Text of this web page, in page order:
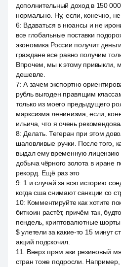
дополнительный доход в 150
нормально. Ну, если, конечно, не
6: Вдаваться в нюансы и не
все глобальные поставки
экономика России получит
граждане все равно получим
Впрочем, мы к этому привыкли,
дешевле.
7:А зачем экспортно
рубль выгоден правящим
только из моего предыдущего
марксизма ленинизма, если,
ильича, что я очень
8: Делать. Тегеран при этом
шаловливые ручки. После того,
выдал ему временную лицензию
добыча чёрного золота в иране
рекорд. Ещё раз это
9: 1 и случай за всю историю
когда сша снимают санкции со
10: Комментируйте как хотите
биткоин растёт, причём так,
пендель, криптовалютные
$ улетели за какие-то 15 минут
акций подскочил.
11: Вверх прям аки резиновый
стран тоже подросли. Например,